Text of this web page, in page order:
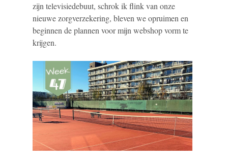
zijn televisiedebuut, schrok ik flink van onze
nieuwe zorgverzekering, bleven we opruimen en
beginnen de plannen voor mijn webshop vorm te
krijgen.